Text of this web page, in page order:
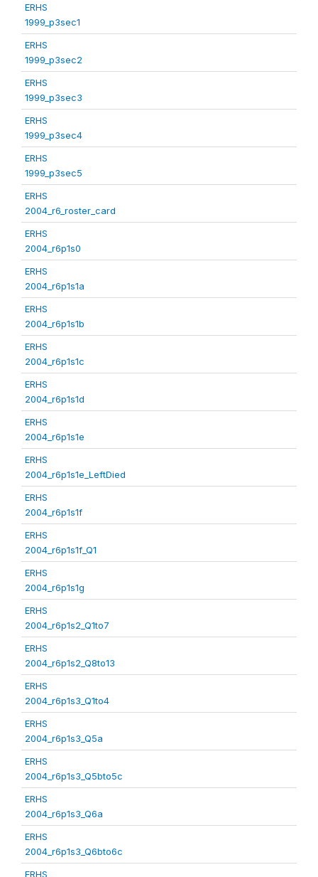
ERHS
1999_p3sec1
ERHS
1999_p3sec2
ERHS
1999_p3sec3
ERHS
1999_p3sec4
ERHS
1999_p3sec5
ERHS
2004_r6_roster_card
ERHS
2004_r6p1s0
ERHS
2004_r6p1s1a
ERHS
2004_r6p1s1b
ERHS
2004_r6p1s1c
ERHS
2004_r6p1s1d
ERHS
2004_r6p1s1e
ERHS
2004_r6p1s1e_LeftDied
ERHS
2004_r6p1s1f
ERHS
2004_r6p1s1f_Q1
ERHS
2004_r6p1s1g
ERHS
2004_r6p1s2_Q1to7
ERHS
2004_r6p1s2_Q8to13
ERHS
2004_r6p1s3_Q1to4
ERHS
2004_r6p1s3_Q5a
ERHS
2004_r6p1s3_Q5bto5c
ERHS
2004_r6p1s3_Q6a
ERHS
2004_r6p1s3_Q6bto6c
ERHS